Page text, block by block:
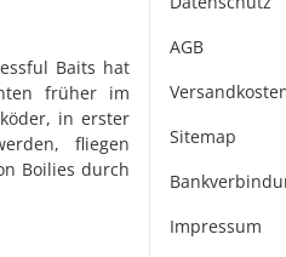
Baits hat
früher im
in erster
fliegen
Boilies durch
AGB
Sitemap
Impressum